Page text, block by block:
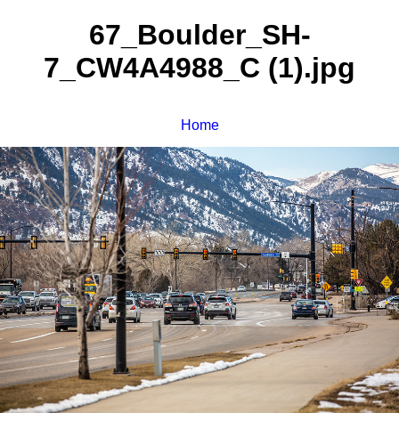
67_Boulder_SH-
7_CW4A4988_C (1).jpg
Home